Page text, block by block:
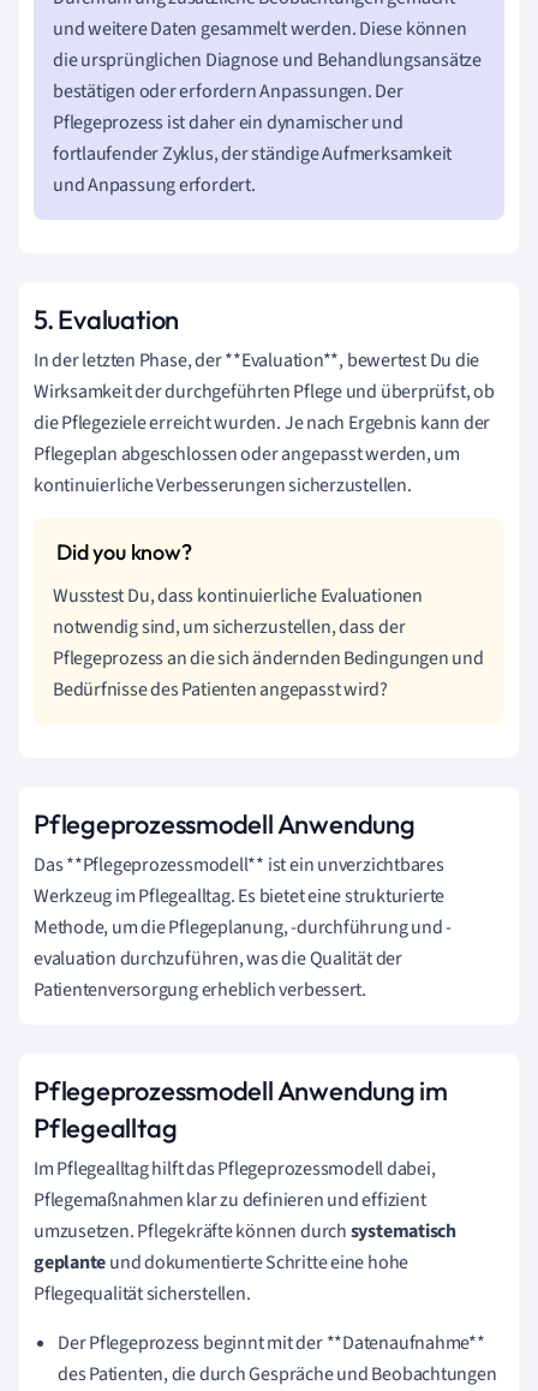
und weitere Daten gesammelt werden. Diese können
die ursprünglichen Diagnose und Behandlungsansätze
bestätigen oder erfordern Anpassungen. Der
Pflegeprozess ist daher ein dynamischer und
fortlaufender Zyklus, der ständige Aufmerksamkeit
und Anpassung erfordert.
5. Evaluation
In der letzten Phase, der **Evaluation**, bewertest Du die
Wirksamkeit der durchgeführten Pflege und überprüfst, ob
die Pflegeziele erreicht wurden. Je nach Ergebnis kann der
Pflegeplan abgeschlossen oder angepasst werden, um
kontinuierliche Verbesserungen sicherzustellen.
Wusstest Du, dass kontinuierliche Evaluationen
notwendig sind, um sicherzustellen, dass der
Pflegeprozess an die sich ändernden Bedingungen und
Bedürfnisse des Patienten angepasst wird?
Pflegeprozessmodell Anwendung
Das **Pflegeprozessmodell** ist ein unverzichtbares
Werkzeug im Pflegealltag. Es bietet eine strukturierte
Methode, um die Pflegeplanung, -durchführung und -
evaluation durchzuführen, was die Qualität der
Patientenversorgung erheblich verbessert.
Pflegeprozessmodell Anwendung im
Pflegealltag
Im Pflegealltag hilft das Pflegeprozessmodell dabei,
Pflegemaßnahmen klar zu definieren und effizient
umzusetzen. Pflegekräfte können durchsystematisch
geplanteund dokumentierte Schritte eine hohe
Pflegequalität sicherstellen.
Der Pflegeprozess beginnt mit der **Datenaufnahme**
des Patienten, die durch Gespräche und Beobachtungen